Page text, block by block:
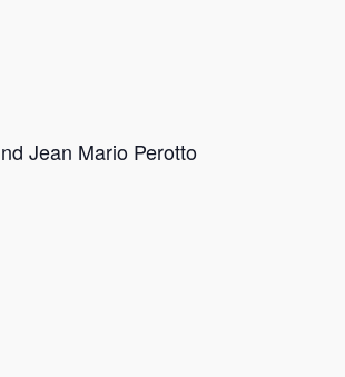
Jean Mario Perotto